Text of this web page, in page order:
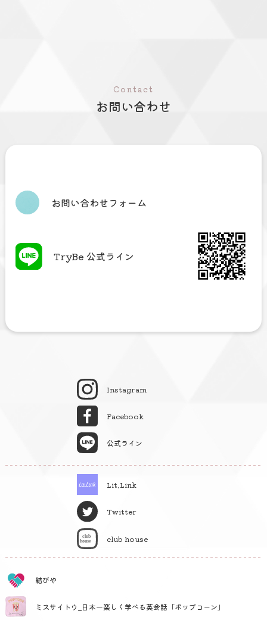
Contact
お問い合わせ
お問い合わせフォーム
TryBe 公式ライン
Instagram
Facebook
公式ライン
Lit.Link
Twitter
club house
結びや
ミスサイトウ_日本一楽しく学べる英会話「ポップコーン」